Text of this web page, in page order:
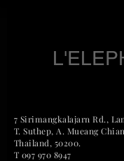
7 Sirimangkalajarn Rd.,
T. Suthep, A. Mueang
Thailand, 50200.
T 097 970 8947